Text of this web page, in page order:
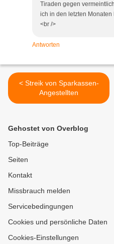
Tiraden gegen
ich in den letzten
<br />
Antworten
< Streik von Sparkassen-
Angestellten
Gehostet von Overblog
Top-Beiträge
Seiten
Kontakt
Missbrauch melden
Servicebedingungen
Cookies und persönliche Daten
Cookies-Einstellungen